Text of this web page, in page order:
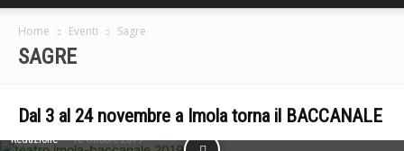
Home Eventi Sagre
SAGRE
Dal 3 al 24 novembre a Imola torna il BACCANALE
Redazione - 16 Ottobre 2019